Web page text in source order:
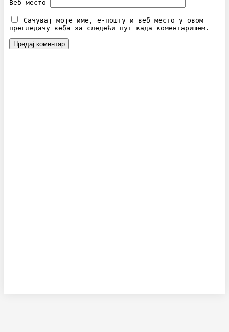
Веб место
Сачувај моје име, е-пошту и веб место у овом
прегледачу веба за следећи пут када коментаришем.